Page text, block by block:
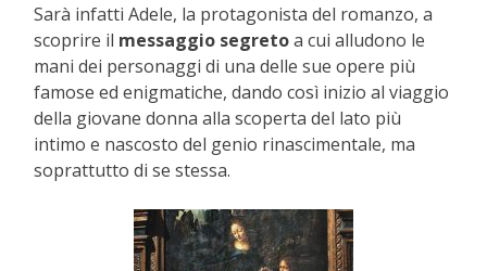
Sarà infatti Adele, la protagonista del romanzo, a
scoprire il messaggio segretoa cui alludono le
mani dei personaggi di una delle sue opere più
famose ed enigmatiche, dando così inizio al viaggio
della giovane donna alla scoperta del lato più
intimo e nascosto del genio rinascimentale, ma
soprattutto di se stessa.